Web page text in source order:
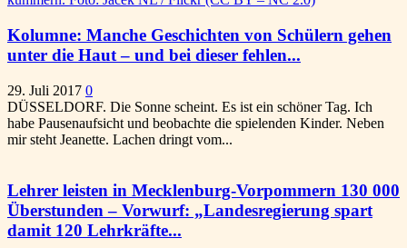
Kolumne: Manche Geschichten von Schülern gehen
unter die Haut – und bei dieser fehlen...
29. Juli 2017 0
DÜSSELDORF. Die Sonne scheint. Es ist ein schöner Tag. Ich
habe Pausenaufsicht und beobachte die spielenden Kinder. Neben
mir steht Jeanette. Lachen dringt vom...
Lehrer leisten in Mecklenburg-Vorpommern 130 000
Überstunden – Vorwurf: „Landesregierung spart
damit 120 Lehrkräfte...